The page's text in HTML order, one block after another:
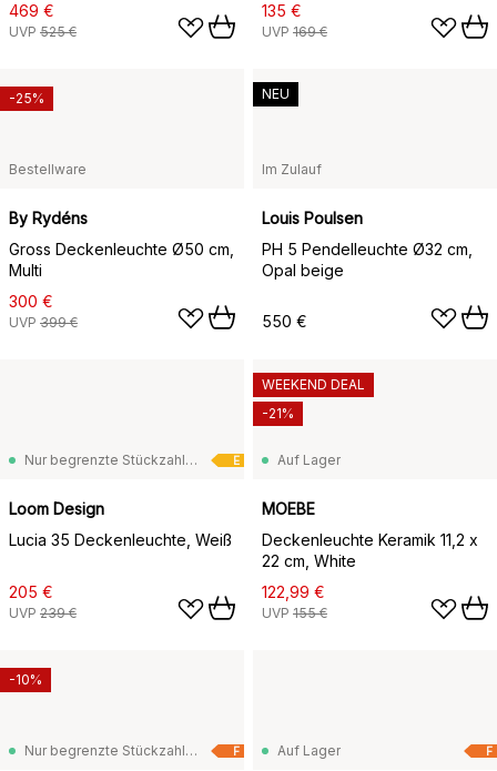
469 €
UVP 525 €
135 €
UVP 169 €
Bestellware
By Rydéns
Gross Deckenleuchte Ø50 cm,
Multi
300 €
UVP 399 €
-25%
Im Zulauf
Louis Poulsen
PH 5 Pendelleuchte Ø32 cm,
Opal beige
550 €
NEU
E
Nur begrenzte Stückzahl vorrätig
Loom Design
Lucia 35 Deckenleuchte, Weiß
205 €
UVP 239 €
Auf Lager
MOEBE
Deckenleuchte Keramik 11,2 x
22 cm, White
122,99 €
UVP 155 €
WEEKEND DEAL
-21%
F
Nur begrenzte Stückzahl vorrätig
-10%
F
Auf Lager